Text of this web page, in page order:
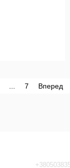
7 Вперед